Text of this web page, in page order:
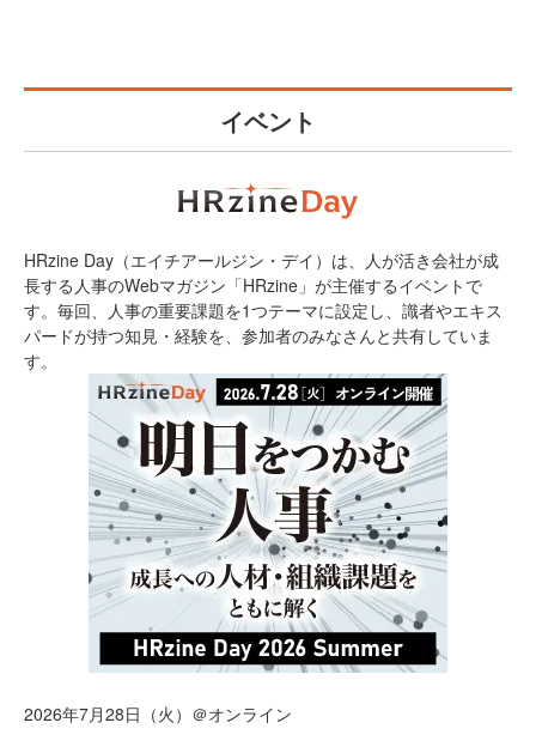
イベント
HRzine Day（エイチアールジン・デイ）は、人が活き会社が成
長する人事のWebマガジン「HRzine」が主催するイベントで
す。毎回、人事の重要課題を1つテーマに設定し、識者やエキス
パードが持つ知見・経験を、参加者のみなさんと共有していま
す。
2026年7月28日（火）＠オンライン